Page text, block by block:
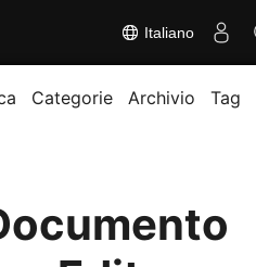
Italiano
Categorie Archivio Tag